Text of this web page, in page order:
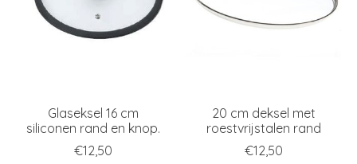
Glaseksel 16 cm
siliconen rand en knop.
€12,50
20 cm deksel met
roestvrijstalen rand
€12,50